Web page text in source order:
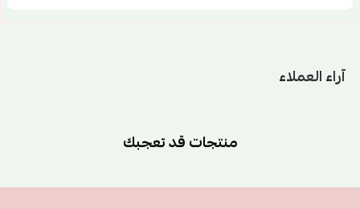
آراء العملاء
منتجات قد تعجبك